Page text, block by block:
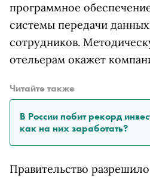
программное
системы передачи
сотрудников.
отельерам окажет
Читайте также
В России побит рекорд
как на них заработать?
Правительство